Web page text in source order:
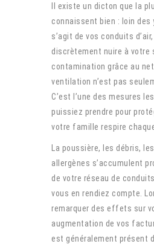
Il existe un dicton que la
connaissent bien : loin des
s’agit de vos conduits
discrètement nuire à votre
contamination grâce au
ventilation n’est pas
C’est l’une des mesures
puissiez prendre pour
votre famille respire
La poussière, les débris,
allergènes s’accumulent
de votre réseau de
vous en rendiez compte.
remarquer des effets sur
augmentation de vos
est généralement présent